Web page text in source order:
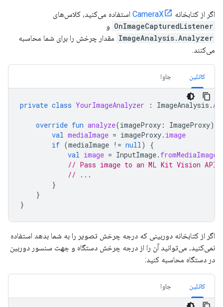
اگر از کتابخانه CameraX استفاده می‌کنید، کلاس‌های
OnImageCapturedListener و
ImageAnalysis.Analyzer مقدار چرخش را برای شما محاسبه
می‌کنند.
کاتلین جاوا
private class YourImageAnalyzer : ImageAnalysis .
override fun analyze(imageProxy : ImageProxy)
val mediaImage = imageProxy. image
if (mediaImage != null)
{
val image = InputImage. fromMediaImage
// Pass image to an ML Kit Vision API
// ...
}
}
}
اگر از کتابخانه دوربینی که درجه چرخش تصویر را به شما بدهد استفاده
نمی‌کنید، می‌توانید آن را از درجه چرخش دستگاه و جهت سنسور دوربین
در دستگاه محاسبه کنید:
کاتلین جاوا